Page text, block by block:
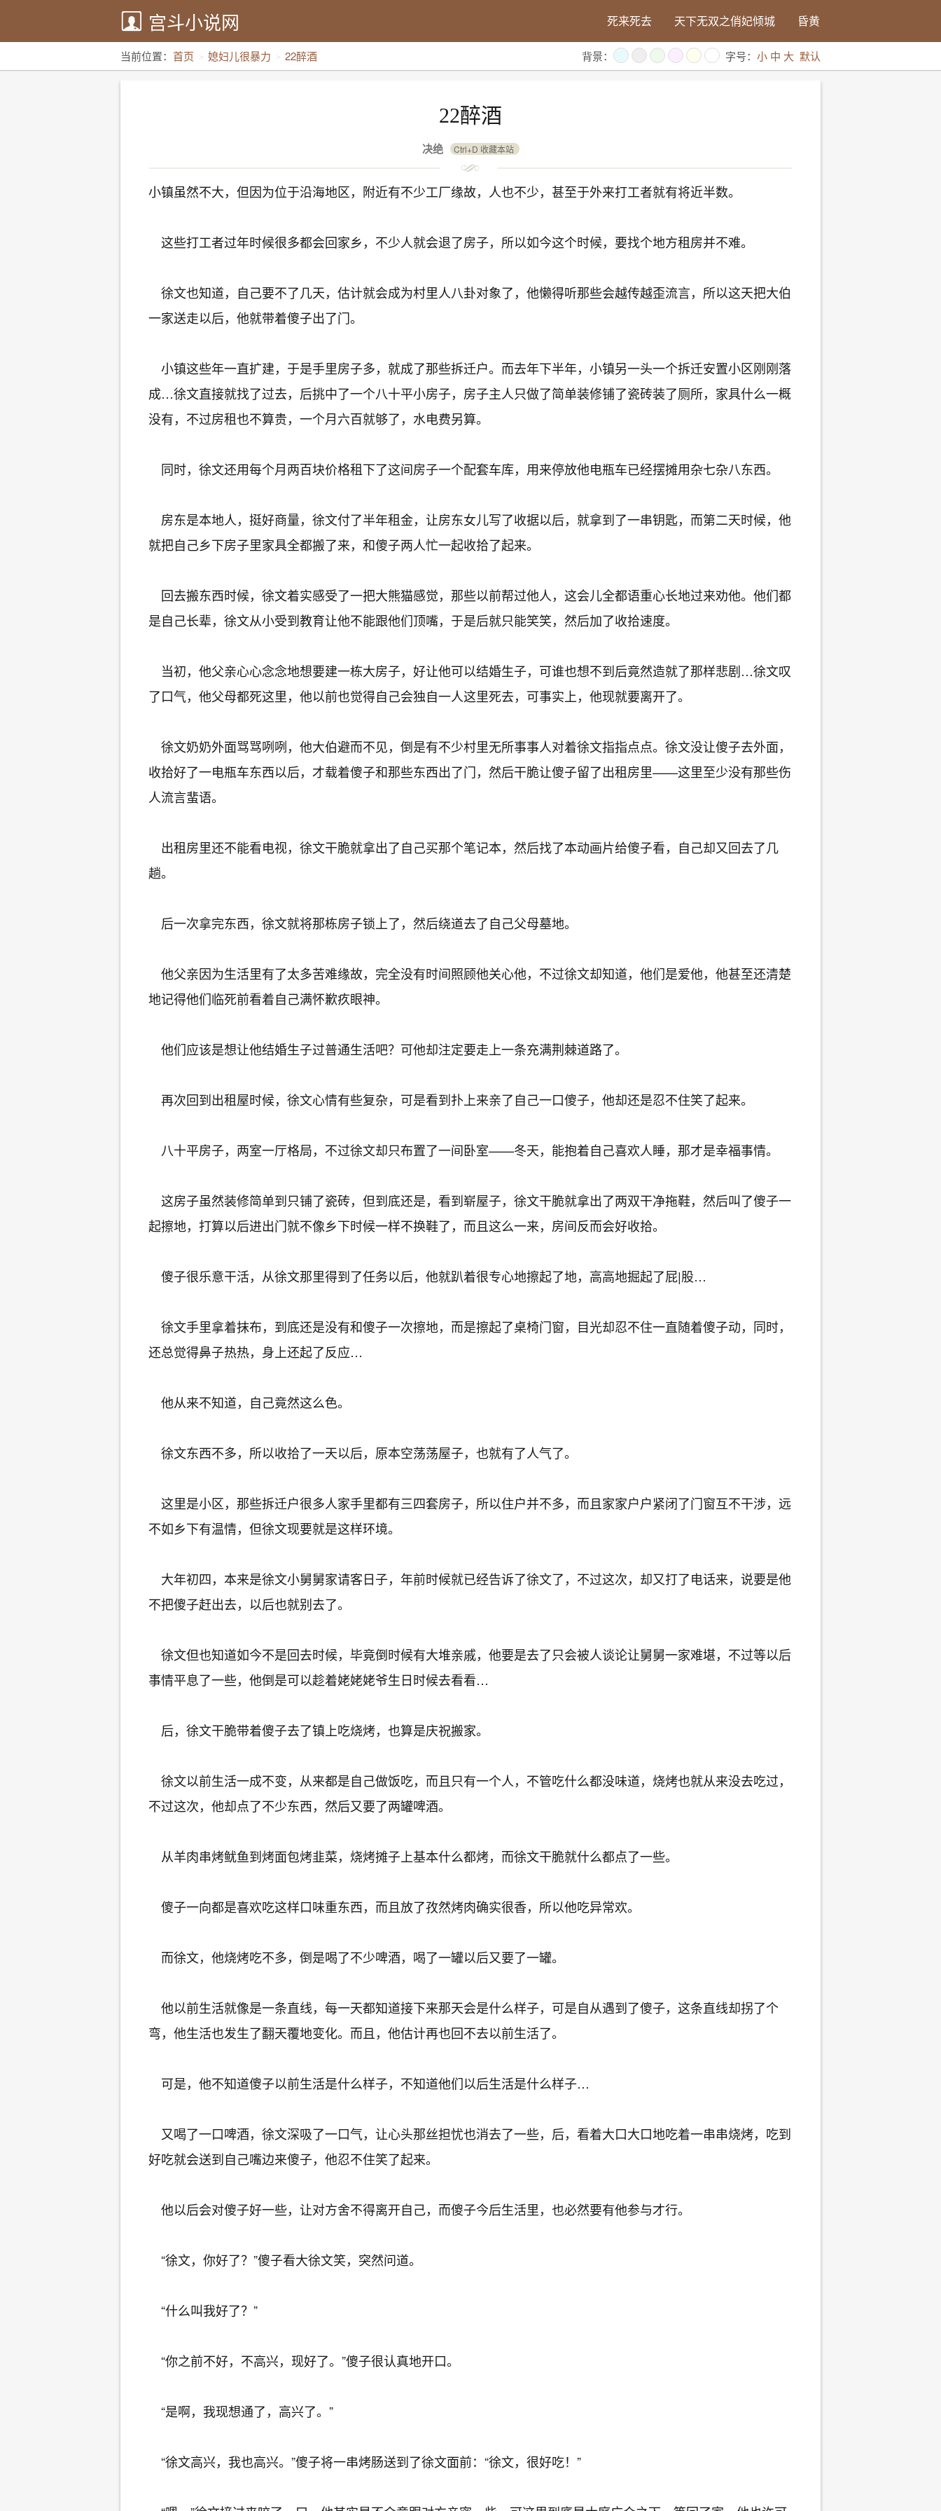
宫斗小说网 死来死去 天下无双之俏妃倾城 昏黄
当前位置： 首页 媳妇儿很暴力 22醉酒 背景： 字号： 小 中 大 默认
22醉酒
决绝 Ctrl+D 收藏本站
小镇虽然不大，但因为位于沿海地区，附近有不少工厂缘故，人也不少，甚至于外来打工者就有将近半数。
这些打工者过年时候很多都会回家乡，不少人就会退了房子，所以如今这个时候，要找个地方租房并不难。
徐文也知道，自己要不了几天，估计就会成为村里人八卦对象了，他懒得听那些会越传越歪流言，所以这天把大伯
一家送走以后，他就带着傻子出了门。
小镇这些年一直扩建，于是手里房子多，就成了那些拆迁户。而去年下半年，小镇另一头一个拆迁安置小区刚刚落
成…徐文直接就找了过去，后挑中了一个八十平小房子，房子主人只做了简单装修铺了瓷砖装了厕所，家具什么一概
没有，不过房租也不算贵，一个月六百就够了，水电费另算。
同时，徐文还用每个月两百块价格租下了这间房子一个配套车库，用来停放他电瓶车已经摆摊用杂七杂八东西。
房东是本地人，挺好商量，徐文付了半年租金，让房东女儿写了收据以后，就拿到了一串钥匙，而第二天时候，他
就把自己乡下房子里家具全都搬了来，和傻子两人忙一起收拾了起来。
回去搬东西时候，徐文着实感受了一把大熊猫感觉，那些以前帮过他人，这会儿全都语重心长地过来劝他。他们都
是自己长辈，徐文从小受到教育让他不能跟他们顶嘴，于是后就只能笑笑，然后加了收拾速度。
当初，他父亲心心念念地想要建一栋大房子，好让他可以结婚生子，可谁也想不到后竟然造就了那样悲剧…徐文叹
了口气，他父母都死这里，他以前也觉得自己会独自一人这里死去，可事实上，他现就要离开了。
徐文奶奶外面骂骂咧咧，他大伯避而不见，倒是有不少村里无所事事人对着徐文指指点点。徐文没让傻子去外面，
收拾好了一电瓶车东西以后，才载着傻子和那些东西出了门，然后干脆让傻子留了出租房里——这里至少没有那些伤
人流言蜚语。
出租房里还不能看电视，徐文干脆就拿出了自己买那个笔记本，然后找了本动画片给傻子看，自己却又回去了几
趟。
后一次拿完东西，徐文就将那栋房子锁上了，然后绕道去了自己父母墓地。
他父亲因为生活里有了太多苦难缘故，完全没有时间照顾他关心他，不过徐文却知道，他们是爱他，他甚至还清楚
地记得他们临死前看着自己满怀歉疚眼神。
他们应该是想让他结婚生子过普通生活吧？可他却注定要走上一条充满荆棘道路了。
再次回到出租屋时候，徐文心情有些复杂，可是看到扑上来亲了自己一口傻子，他却还是忍不住笑了起来。
八十平房子，两室一厅格局，不过徐文却只布置了一间卧室——冬天，能抱着自己喜欢人睡，那才是幸福事情。
这房子虽然装修简单到只铺了瓷砖，但到底还是，看到崭屋子，徐文干脆就拿出了两双干净拖鞋，然后叫了傻子一
起擦地，打算以后进出门就不像乡下时候一样不换鞋了，而且这么一来，房间反而会好收拾。
傻子很乐意干活，从徐文那里得到了任务以后，他就趴着很专心地擦起了地，高高地掘起了屁|股…
徐文手里拿着抹布，到底还是没有和傻子一次擦地，而是擦起了桌椅门窗，目光却忍不住一直随着傻子动，同时，
还总觉得鼻子热热，身上还起了反应…
他从来不知道，自己竟然这么色。
徐文东西不多，所以收拾了一天以后，原本空荡荡屋子，也就有了人气了。
这里是小区，那些拆迁户很多人家手里都有三四套房子，所以住户并不多，而且家家户户紧闭了门窗互不干涉，远
不如乡下有温情，但徐文现要就是这样环境。
大年初四，本来是徐文小舅舅家请客日子，年前时候就已经告诉了徐文了，不过这次，却又打了电话来，说要是他
不把傻子赶出去，以后也就别去了。
徐文但也知道如今不是回去时候，毕竟倒时候有大堆亲戚，他要是去了只会被人谈论让舅舅一家难堪，不过等以后
事情平息了一些，他倒是可以趁着姥姥姥爷生日时候去看看…
后，徐文干脆带着傻子去了镇上吃烧烤，也算是庆祝搬家。
徐文以前生活一成不变，从来都是自己做饭吃，而且只有一个人，不管吃什么都没味道，烧烤也就从来没去吃过，
不过这次，他却点了不少东西，然后又要了两罐啤酒。
从羊肉串烤鱿鱼到烤面包烤韭菜，烧烤摊子上基本什么都烤，而徐文干脆就什么都点了一些。
傻子一向都是喜欢吃这样口味重东西，而且放了孜然烤肉确实很香，所以他吃异常欢。
而徐文，他烧烤吃不多，倒是喝了不少啤酒，喝了一罐以后又要了一罐。
他以前生活就像是一条直线，每一天都知道接下来那天会是什么样子，可是自从遇到了傻子，这条直线却拐了个
弯，他生活也发生了翻天覆地变化。而且，他估计再也回不去以前生活了。
可是，他不知道傻子以前生活是什么样子，不知道他们以后生活是什么样子…
又喝了一口啤酒，徐文深吸了一口气，让心头那丝担忧也消去了一些，后，看着大口大口地吃着一串串烧烤，吃到
好吃就会送到自己嘴边来傻子，他忍不住笑了起来。
他以后会对傻子好一些，让对方舍不得离开自己，而傻子今后生活里，也必然要有他参与才行。
“徐文，你好了？”傻子看大徐文笑，突然问道。
“什么叫我好了？”
“你之前不好，不高兴，现好了。”傻子很认真地开口。
“是啊，我现想通了，高兴了。”
“徐文高兴，我也高兴。”傻子将一串烤肠送到了徐文面前：“徐文，很好吃！”